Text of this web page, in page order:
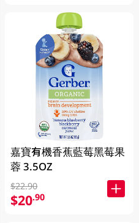
嘉寶有機香蕉藍莓黑莓果
蓉 3.5OZ
$22.90
$20.90